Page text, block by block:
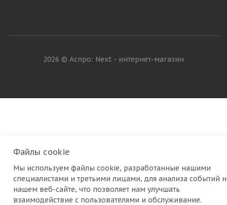
2026 © Аспро: Next - интернет-магазин
Файлы cookie
Мы используем файлы cookie, разработанные нашими
специалистами и третьими лицами, для анализа событий
нашем веб-сайте, что позволяет нам улучшать
взаимодействие с пользователями и обслуживание.